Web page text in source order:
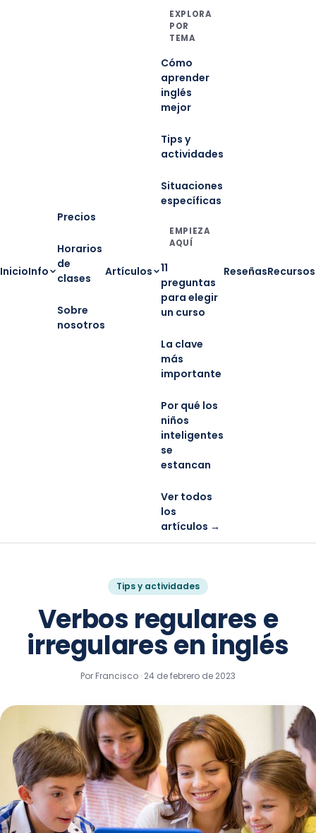
InicioInfo
Precios
Horarios
de
clases
Sobre
nosotros
Artículos
EXPLORA
POR
TEMA
Cómo
aprender
inglés
mejor
Tips y
actividades
Situaciones
específicas
EMPIEZA
AQUÍ
11
preguntas
para elegir
un curso
La clave
más
importante
Por qué los
niños
inteligentes
se
estancan
Ver todos
los
artículos →
ReseñasRecursos
Tips y actividades
Verbos regulares e
irregulares en inglés
Por Francisco · 24 de febrero de 2023